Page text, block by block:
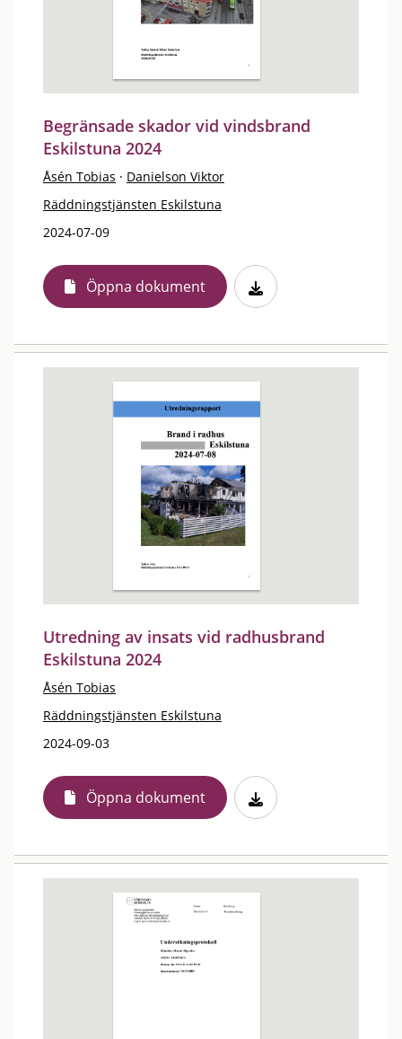
Begränsade skador vid vindsbrand
Eskilstuna 2024
Åsén Tobias · Danielson Viktor
Räddningstjänsten Eskilstuna
2024-07-09
Öppna dokument
Utredning av insats vid radhusbrand
Eskilstuna 2024
Åsén Tobias
Räddningstjänsten Eskilstuna
2024-09-03
Öppna dokument